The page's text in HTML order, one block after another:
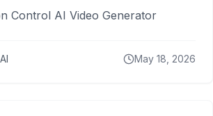
Control AI Video Generator
May 18, 2026